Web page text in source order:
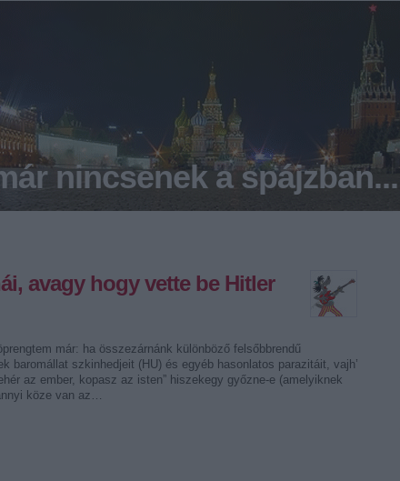
nincsenek a spájzban...
avagy hogy vette be Hitler
már: ha összezárnánk különböző felsőbbrendű
baromállat szkinhedjeit (HU) és egyéb hasonlatos parazitáit, vajh’
az ember, kopasz az isten” hiszekegy győzne-e (amelyiknek
köze van az…